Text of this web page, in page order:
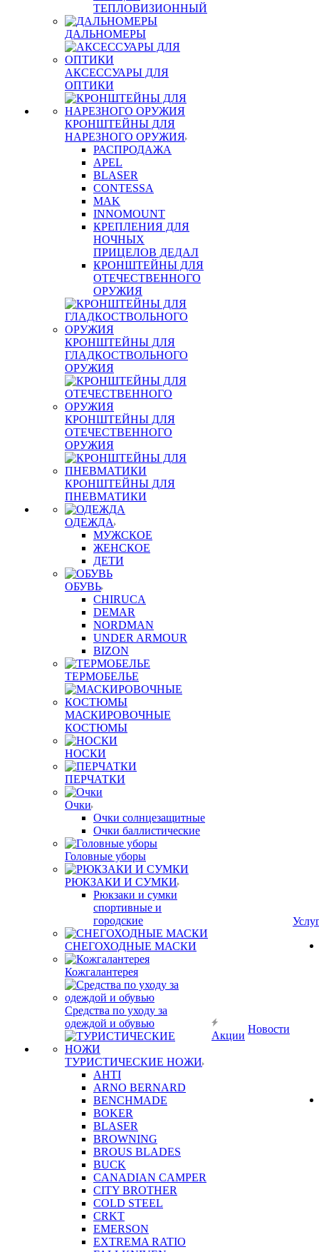
ТЕПЛОВИЗИОННЫЙ
ДАЛЬНОМЕРЫ
АКСЕССУАРЫ ДЛЯ
ОПТИКИ
КРОНШТЕЙНЫ ДЛЯ
НАРЕЗНОГО ОРУЖИЯ
РАСПРОДАЖА
APEL
BLASER
CONTESSA
MAK
INNOMOUNT
КРЕПЛЕНИЯ ДЛЯ
НОЧНЫХ
ПРИЦЕЛОВ ДЕДАЛ
КРОНШТЕЙНЫ ДЛЯ
ОТЕЧЕСТВЕННОГО
ОРУЖИЯ
КРОНШТЕЙНЫ ДЛЯ
ГЛАДКОСТВОЛЬНОГО
ОРУЖИЯ
КРОНШТЕЙНЫ ДЛЯ
ОТЕЧЕСТВЕННОГО
ОРУЖИЯ
КРОНШТЕЙНЫ ДЛЯ
ПНЕВМАТИКИ
ОДЕЖДА
МУЖСКОЕ
ЖЕНСКОЕ
ДЕТИ
ОБУВЬ
CHIRUCA
DEMAR
NORDMAN
UNDER ARMOUR
BIZON
ТЕРМОБЕЛЬЕ
МАСКИРОВОЧНЫЕ
КОСТЮМЫ
НОСКИ
ПЕРЧАТКИ
Очки
Очки солнцезащитные
Очки баллистические
Головные уборы
РЮКЗАКИ И СУМКИ
Рюкзаки и сумки
спортивные и
городские
СНЕГОХОДНЫЕ МАСКИ
Кожгалантерея
Средства по уходу за
одеждой и обувью
ТУРИСТИЧЕСКИЕ НОЖИ
AHTI
ARNO BERNARD
BENCHMADE
BOKER
BLASER
BROWNING
BROUS BLADES
BUCK
CANADIAN CAMPER
CITY BROTHER
COLD STEEL
CRKT
EMERSON
EXTREMA RATIO
Акции
Новости